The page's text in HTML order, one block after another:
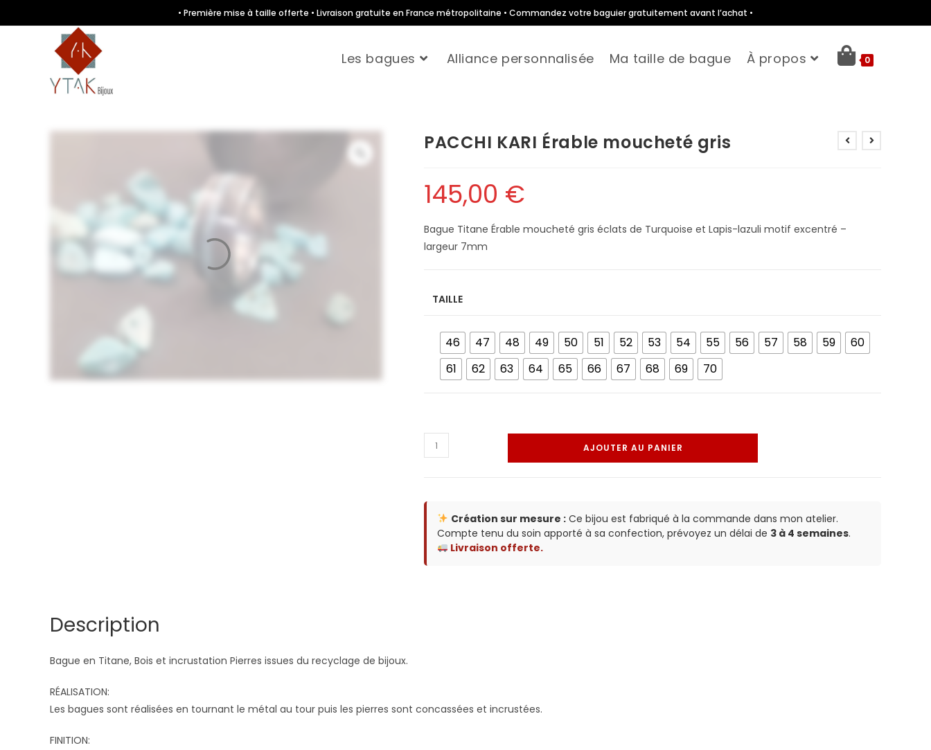
• Première mise à taille offerte • Livraison gratuite en France métropolitaine • Commandez votre baguier gratuitement avant l’achat •
Les bagues Alliance personnalisée Ma taille de bague À propos 0
PACCHI KARI Érable moucheté gris
145,00 €
Bague Titane Érable moucheté gris éclats de Turquoise et Lapis-lazuli motif excentré –
largeur 7mm
TAILLE
46 47 48 49 50 51 52 53 54 55 56 57 58 59
60
61
62 63 64 65 66 67 68 69 70
AJOUTER AU PANIER
Création sur mesure :Ce bijou est fabriqué à la commande dans mon atelier.
Compte tenu du soin apporté à sa confection, prévoyez un délai de 3 à 4 semaines.
Livraison offerte.
Description
Bague en Titane, Bois et incrustation Pierres issues du recyclage de bijoux.
RÉALISATION:
Les bagues sont réalisées en tournant le métal au tour puis les pierres sont concassées et incrustées.
FINITION: